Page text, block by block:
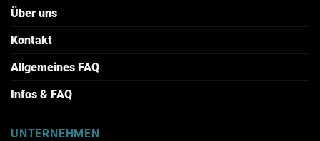
Über uns
Kontakt
Allgemeines FAQ
Infos & FAQ
UNTERNEHMEN